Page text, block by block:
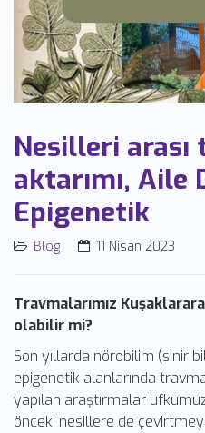
Nesilleri arası
aktarımı, Aile
Epigenetik
Blog 11 Nisan 2023
Travmalarımız
olabilir mi?
Son yıllarda nörobilim (sinir
epigenetik alanlarında
yapılan araştırmalar
önceki nesillere de